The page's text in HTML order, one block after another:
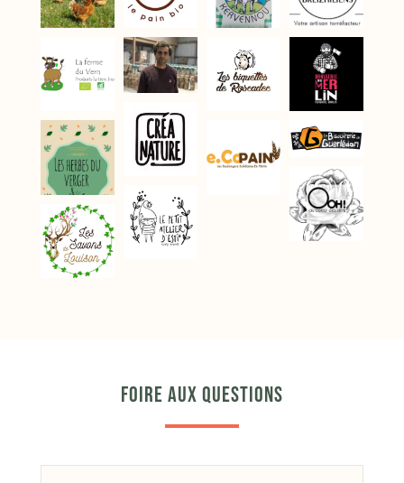
Foire aux questions